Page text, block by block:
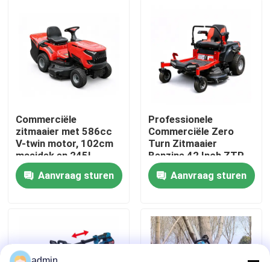
Over ons
fabrieksdisplay
Vraag een offerte
Benzinekettingzaag
elektrische kettingzaag
Commerciële
zitmaaier met 586cc
V-twin motor, 102cm
maaidek en 245L
grasopvangzak
Aanvraag sturen
Professionele
Commerciële Zero
Turn Zitmaaier
Benzine 42 Inch ZTR
Maaier
Aanvraag sturen